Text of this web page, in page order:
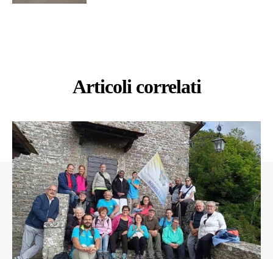
Articoli correlati